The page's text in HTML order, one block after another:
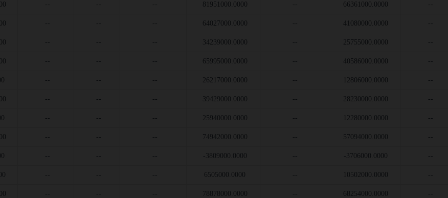
-- -- -- 81951000.0000 -- 66361000.0000 --
-- -- -- 64027000.0000 -- 41080000.0000 --
-- -- -- 34239000.0000 -- 25755000.0000 --
-- -- -- 65995000.0000 -- 40586000.0000 --
-- -- -- 26217000.0000 -- 12806000.0000 --
-- -- -- 39429000.0000 -- 28230000.0000 --
-- -- -- 25940000.0000 -- 12280000.0000 --
-- -- -- 74942000.0000 -- 57094000.0000 --
-- -- -- -3809000.0000 -- -3706000.0000 --
-- -- -- 6505000.0000 -- 10502000.0000 --
-- -- -- 78878000.0000 -- 68254000.0000 --